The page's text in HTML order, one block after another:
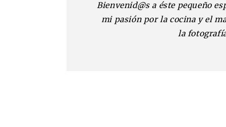
Bienvenid@s a éste pequeño
mi pasión por la cocina y el
la